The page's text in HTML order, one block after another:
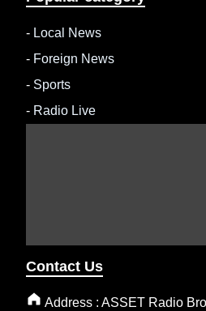
- Local News
- Foreign News
- Sports
- Radio Live
Contact Us
Address : ASSET Radio